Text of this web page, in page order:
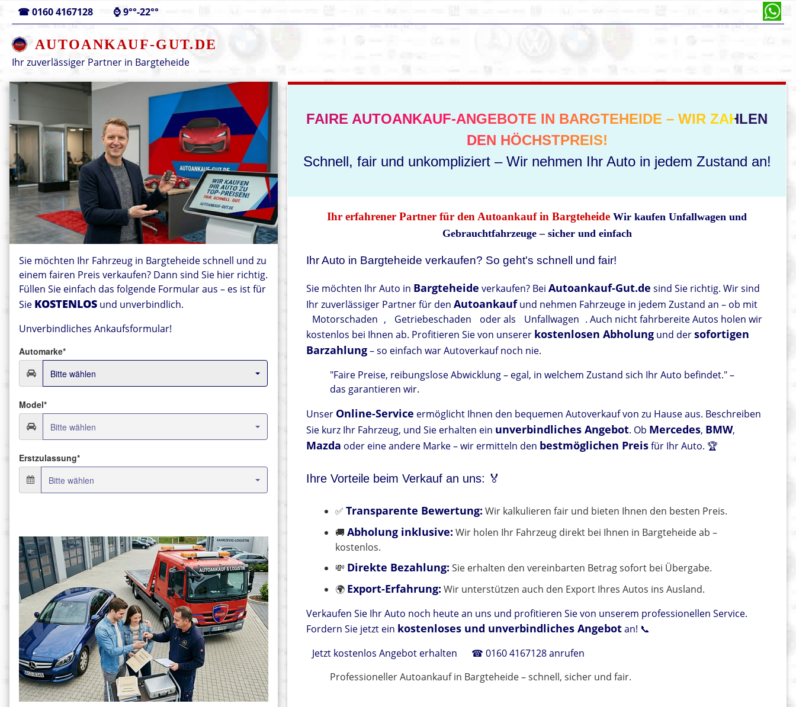
☎0160 4167128 ⌚9°°-22°°
AUTOANKAUF-GUT.DE
Ihr zuverlässiger Partner in Bargteheide
Sie möchten Ihr Fahrzeug in Bargteheide schnell und zu
einem fairen Preis verkaufen? Dann sind Sie hier richtig.
Füllen Sie einfach das folgende Formular aus – es ist für
Sie KOSTENLOS und unverbindlich.
Unverbindliches Ankaufsformular!
FAIRE AUTOANKAUF-ANGEBOTE IN BARGTEHEIDE – WIR ZAHLEN
DEN HÖCHSTPREIS!
Schnell, fair und unkompliziert – Wir nehmen Ihr Auto in jedem Zustand an!
Ihr erfahrener Partner für den Autoankauf in BargteheideWir kaufen Unfallwagen und
Gebrauchtfahrzeuge – sicher und einfach
Ihr Auto in Bargteheide verkaufen? So geht's schnell und fair!
Sie möchten Ihr Auto in Bargteheide verkaufen? BeiAutoankauf-Gut.de sind Sie richtig. Wir sind
Ihr zuverlässiger Partner für denAutoankaufund nehmen Fahrzeuge in jedem Zustand an – ob mit
Motorschaden , Getriebeschaden oder als Unfallwagen . Auch nicht fahrbereite Autos holen wir
kostenlos bei Ihnen ab. Profitieren Sie von unserer kostenlosen Abholung und dersofortigen
Barzahlung– so einfach war Autoverkauf noch nie.
"Faire Preise, reibungslose Abwicklung – egal, in welchem Zustand sich Ihr Auto befindet." –
das garantieren wir.
Unser Online-Service ermöglicht Ihnen den bequemen Autoverkauf von zu Hause aus. Beschreiben
Sie kurz Ihr Fahrzeug, und Sie erhalten ein unverbindliches Angebot. Ob Mercedes, BMW,
Mazda oder eine andere Marke – wir ermitteln den bestmöglichen Preisfür Ihr Auto. 🏆
Ihre Vorteile beim Verkauf an uns: 🏅
✅Transparente Bewertung: Wir kalkulieren fair und bieten Ihnen den besten Preis.
🚚Abholung inklusive: Wir holen Ihr Fahrzeug direkt bei Ihnen in Bargteheide ab –
kostenlos.
💸 Direkte Bezahlung: Sie erhalten den vereinbarten Betrag sofort bei Übergabe.
🌍 Export-Erfahrung: Wir unterstützen auch den Export Ihres Autos ins Ausland.
Verkaufen Sie Ihr Auto noch heute an uns und profitieren Sie von unserem professionellen Service.
Fordern Sie jetzt ein kostenloses und unverbindliches Angebotan! 📞
Jetzt kostenlos Angebot erhalten
☎ 0160 4167128 anrufen
Professioneller Autoankauf in Bargteheide – schnell, sicher und fair.